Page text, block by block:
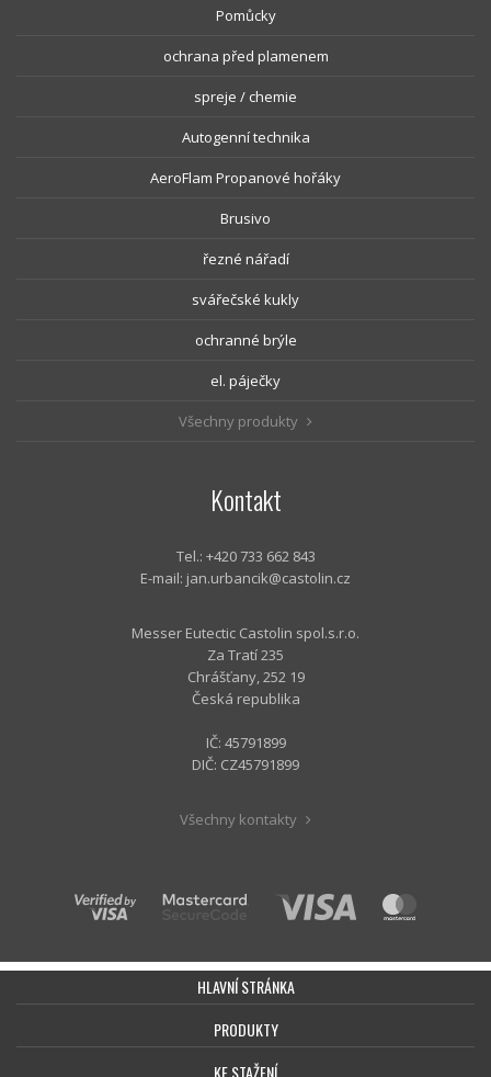
Pomůcky
ochrana před plamenem
spreje / chemie
Autogenní technika
AeroFlam Propanové hořáky
Brusivo
řezné nářadí
svářečské kukly
ochranné brýle
el. páječky
Všechny produkty
Kontakt
Tel.: +420 733 662 843
E-mail: jan.urbancik@castolin.cz
Messer Eutectic Castolin spol.s.r.o.
Za Tratí 235
Chrášťany, 252 19
Česká republika
IČ: 45791899
DIČ: CZ45791899
Všechny kontakty
HLAVNÍ STRÁNKA
PRODUKTY
KE STAŽENÍ